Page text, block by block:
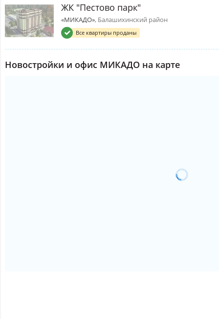
ЖК "Пестово парк"
«МИКАДО», Балашихинский район
Все квартиры проданы
Новостройки и офис МИКАДО на карте